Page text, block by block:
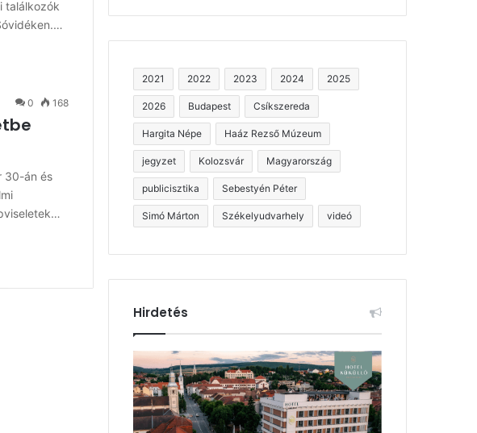
találkozók
0 168
30-án és
2021 2022 2023 2024 2025
2026 Budapest Csíkszereda
Hargita Népe Haáz Rezső Múzeum
jegyzet Kolozsvár Magyarország
publicisztika Sebestyén Péter
Simó Márton Székelyudvarhely videó
Hirdetés